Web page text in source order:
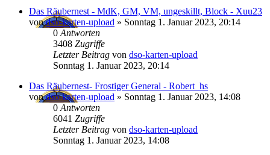
Das Räubernest - MdK, GM, VM, ungeskillt, Block - Xuu23
vondso-karten-upload » Sonntag 1. Januar 2023, 20:14
0Antworten
3408 Zugriffe
Letzter Beitrag von dso-karten-upload
Sonntag 1. Januar 2023, 20:14
Das Räubernest- Frostiger General - Robert_hs
vondso-karten-upload » Sonntag 1. Januar 2023, 14:08
0Antworten
6041 Zugriffe
Letzter Beitrag von dso-karten-upload
Sonntag 1. Januar 2023, 14:08